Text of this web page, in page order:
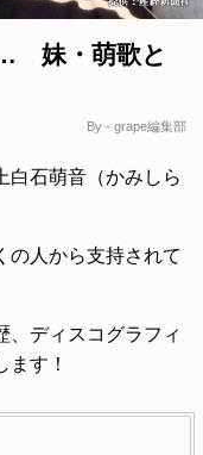
妹・萌歌と
By - grape編集部
白石萌音（かみしら
の人から支持されて
、ディスコグラフィ
す！